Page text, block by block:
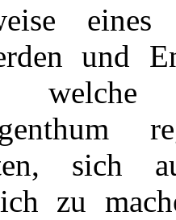
eines
und
sich
zu